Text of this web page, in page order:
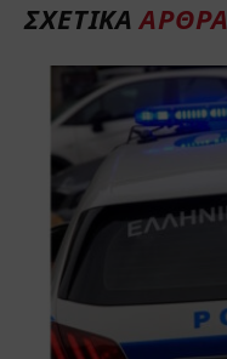
ΣΧΕΤΙΚΆΆΡΘΡΑ